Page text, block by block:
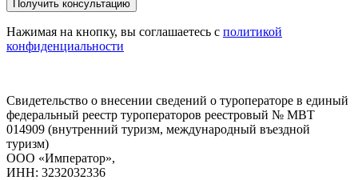
Нажимая на кнопку, вы соглашаетесь с политикой
конфиденциальности
Свидетельство о внесении сведений о туроператоре в единый
федеральный реестр туроператоров реестровый № МВТ
014909 (внутренний туризм, международный въездной
туризм)
ООО «Император»,
ИНН: 3232032336